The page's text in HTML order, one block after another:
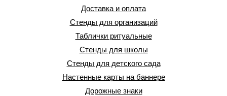
Доставка и оплата
Стенды для организаций
Таблички ритуальные
Стенды для школы
Стенды для детского сада
Настенные карты на баннере
Дорожные знаки